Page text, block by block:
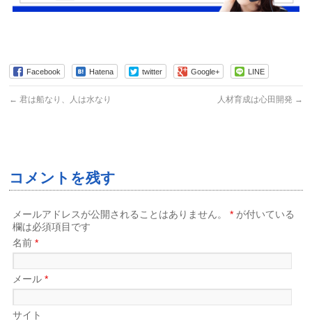
Facebook Hatena twitter Google+ LINE
← 君は船なり、人は水なり 人材育成は心田開発 →
コメントを残す
メールアドレスが公開されることはありません。 * が付いている
欄は必須項目です
名前*
メール*
サイト